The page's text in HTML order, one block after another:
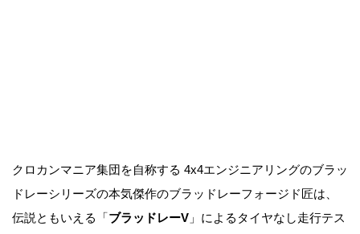
クロカンマニア集団を自称する 4x4エンジニアリングのブラッ
ドレーシリーズの本気傑作のブラッドレーフォージド匠は、
伝説ともいえる「ブラッドレーV 」によるタイヤなし走行テス